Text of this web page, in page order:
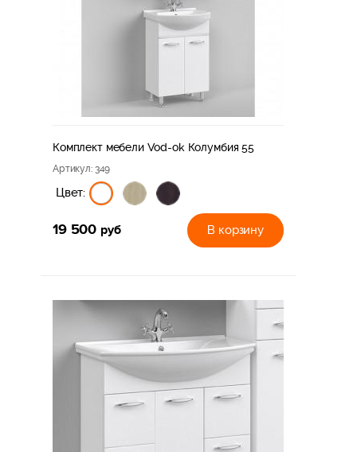
Комплект мебели Vod-ok Колумбия 55
Артикул: 349
Цвет:
19 500 руб В корзину